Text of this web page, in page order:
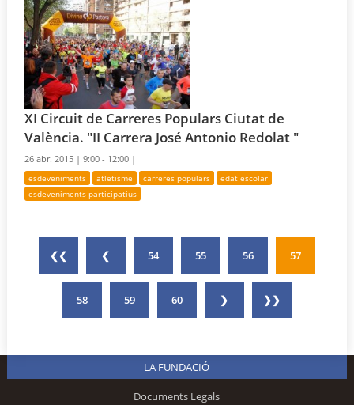
XI Circuit de Carreres Populars Ciutat de
València. "II Carrera José Antonio Redolat "
26 abr. 2015 |9:00 - 12:00 |
esdeveniments atletisme carreres populars
edat escolar
esdeveniments participatius
❮❮ ❮ 54 55 56 57
58 59 60 ❯ ❯❯
LA FUNDACIÓ
Documents Legals